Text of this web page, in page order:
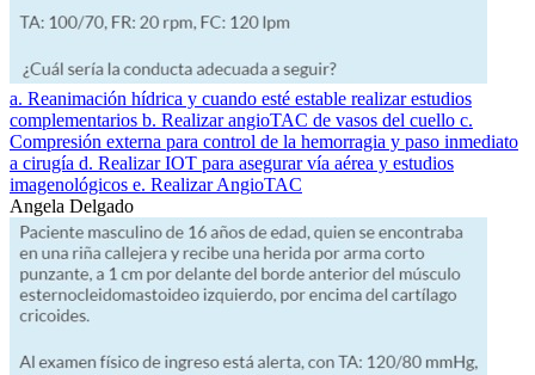
a. Reanimación hídrica y cuando esté estable realizar estudios
complementarios b. Realizar angioTAC de vasos del cuello c.
Compresión externa para control de la hemorragia y paso inmediato
a cirugía d. Realizar IOT para asegurar vía aérea y estudios
imagenológicos e. Realizar AngioTAC
Angela Delgado